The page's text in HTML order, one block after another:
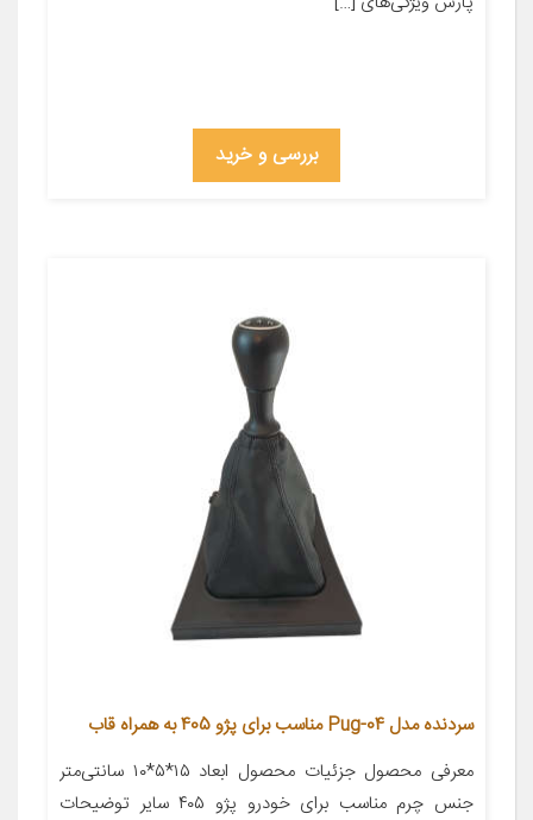
بررسی و خرید
سردنده مدل Pug-04 مناسب برای پژو 405 به همراه قاب
معرفی محصول جزئیات محصول ابعاد ۱۵*۵*۱۰ سانتی‌متر
جنس چرم مناسب برای خودرو پژو ۴۰۵ سایر توضیحات